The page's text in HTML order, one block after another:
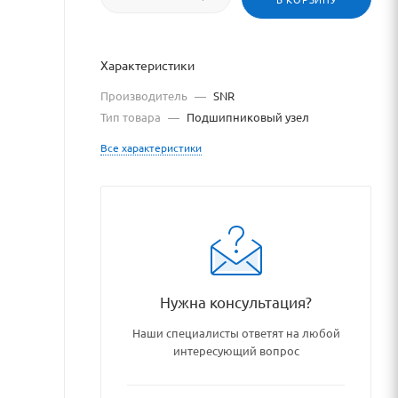
Характеристики
Производитель — SNR
Тип товара — Подшипниковый узел
Все характеристики
Нужна консультация?
Наши специалисты ответят на любой
интересующий вопрос